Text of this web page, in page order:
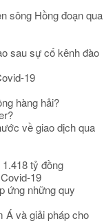
sông Hồng đoạn qua
sau sự cố kênh đào
19
hàng hải?
về giao dịch qua
tỷ đồng
19
ứng những quy
Á và giải pháp cho